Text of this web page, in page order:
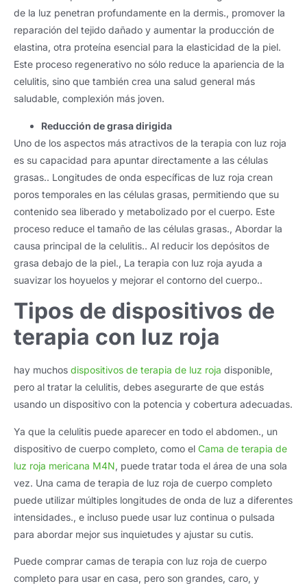
de la luz penetran profundamente en la dermis., promover la
reparación del tejido dañado y aumentar la producción de
elastina, otra proteína esencial para la elasticidad de la piel.
Este proceso regenerativo no sólo reduce la apariencia de la
celulitis, sino que también crea una salud general más
saludable, complexión más joven.
Reducción de grasa dirigida
Uno de los aspectos más atractivos de la terapia con luz roja
es su capacidad para apuntar directamente a las células
grasas.. Longitudes de onda específicas de luz roja crean
poros temporales en las células grasas, permitiendo que su
contenido sea liberado y metabolizado por el cuerpo. Este
proceso reduce el tamaño de las células grasas., Abordar la
causa principal de la celulitis.. Al reducir los depósitos de
grasa debajo de la piel., La terapia con luz roja ayuda a
suavizar los hoyuelos y mejorar el contorno del cuerpo..
Tipos de dispositivos de
terapia con luz roja
hay muchos dispositivos de terapia de luz roja disponible,
pero al tratar la celulitis, debes asegurarte de que estás
usando un dispositivo con la potencia y cobertura adecuadas.
Ya que la celulitis puede aparecer en todo el abdomen., un
dispositivo de cuerpo completo, como el Cama de terapia de
luz roja mericana M4N, puede tratar toda el área de una sola
vez. Una cama de terapia de luz roja de cuerpo completo
puede utilizar múltiples longitudes de onda de luz a diferentes
intensidades., e incluso puede usar luz continua o pulsada
para abordar mejor sus inquietudes y ajustar su cutis.
Puede comprar camas de terapia con luz roja de cuerpo
completo para usar en casa, pero son grandes, caro, y